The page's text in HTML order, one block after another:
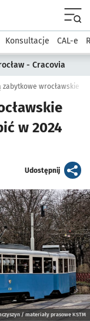
Rozmawia
Konsultacje CAL-e
- Cracovia
zabytkowe wrocławskie
w 2024
Udostępnijartykuł
/ materiały prasowe KSTM